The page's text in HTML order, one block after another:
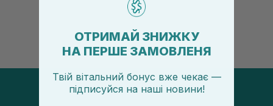
ОТРИМАЙ ЗНИЖКУ
НА ПЕРШЕ ЗАМОВЛЕНЯ
Твій вітальний бонус вже чекає —
підписуйся на наші новини!